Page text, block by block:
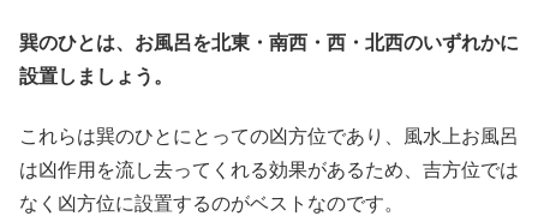
巽のひとは、お風呂を北東・南西・西・北西のいずれかに
設置しましょう。
これらは巽のひとにとっての凶方位であり、風水上お風呂
は凶作用を流し去ってくれる効果があるため、吉方位では
なく凶方位に設置するのがベストなのです。